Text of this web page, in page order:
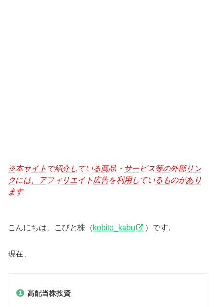
※本サイトで紹介している商品・サービス等の外部リン
クには、アフィリエイト広告を利用しているものがあり
ます
こんにちは、こびと株（kobito_kabu ）です。
現在、
高配当株投資